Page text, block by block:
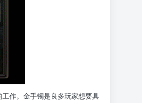
作。金手镯是良多玩家想要具